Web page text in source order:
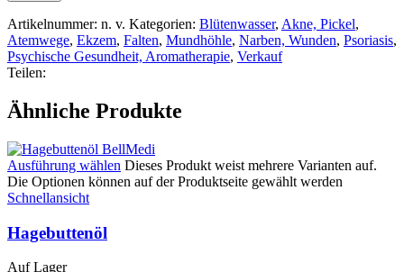
Artikelnummer: n. v. Kategorien: Blütenwasser, Akne, Pickel,
Atemwege, Ekzem, Falten, Mundhöhle, Narben, Wunden, Psoriasis,
Psychische Gesundheit, Aromatherapie, Verkauf
Teilen:
Ähnliche Produkte
Ausführung wählen Dieses Produkt weist mehrere Varianten auf.
Die Optionen können auf der Produktseite gewählt werden
Schnellansicht
Hagebuttenöl
Auf Lager